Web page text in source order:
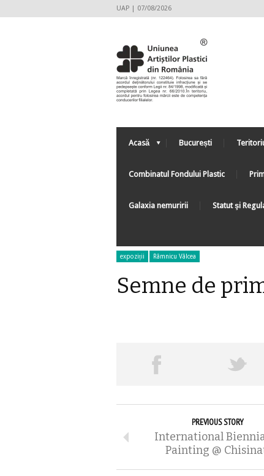
UAP | 07/08/2026
Acasă București
Combinatul Fondului Plastic
Galaxia nemuririi Statut şi
expoziții Râmnicu Vâlcea
Semne de
PREVIOUS STORY
International
Painting @